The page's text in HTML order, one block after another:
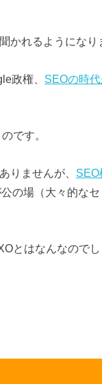
かれるようになり
政権、 SEOの時
です。
りませんが、
の場（大々的な
とはなんなのでし